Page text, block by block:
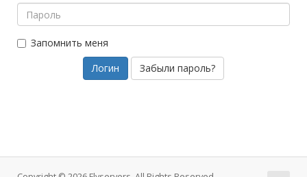
Запомнить меня
Забыли пароль?